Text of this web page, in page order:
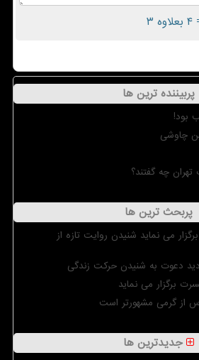
۳
پربیننده ترین ها
بود!
چاوشی
چه گفتند؟
پربحث ترین ها
می نماید شنیدن روایت تازه از
دعوت به شنیدن حرکت زندگی
برگزار می نماید
گرمی مشهورتر است
جدیدترین ها